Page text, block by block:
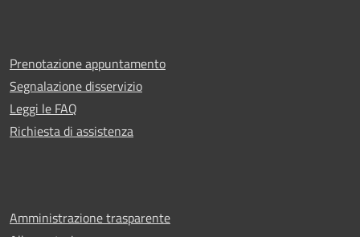
Prenotazione appuntamento
Segnalazione disservizio
Leggi le FAQ
Richiesta di assistenza
Amministrazione trasparente